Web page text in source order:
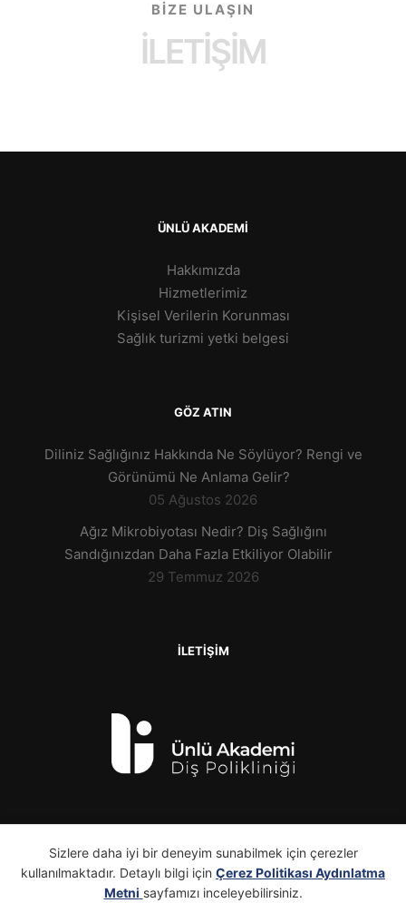
BİZE ULAŞIN
İLETİŞİM
ÜNLÜ AKADEMİ
Hakkımızda
Hizmetlerimiz
Kişisel Verilerin Korunması
Sağlık turizmi yetki belgesi
GÖZ ATIN
Diliniz Sağlığınız Hakkında Ne Söylüyor? Rengi ve
Görünümü Ne Anlama Gelir?
05 Ağustos 2026
Ağız Mikrobiyotası Nedir? Diş Sağlığını
Sandığınızdan Daha Fazla Etkiliyor Olabilir
29 Temmuz 2026
İLETİŞİM
Sizlere daha iyi bir deneyim sunabilmek için çerezler
kullanılmaktadır. Detaylı bilgi için Çerez Politikası Aydınlatma
Metni sayfamızı inceleyebilirsiniz.